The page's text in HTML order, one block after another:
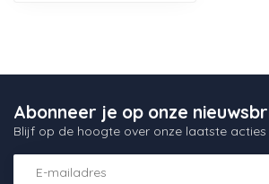
Abonneer je op onze
Blijf op de hoogte over onze laatste acties